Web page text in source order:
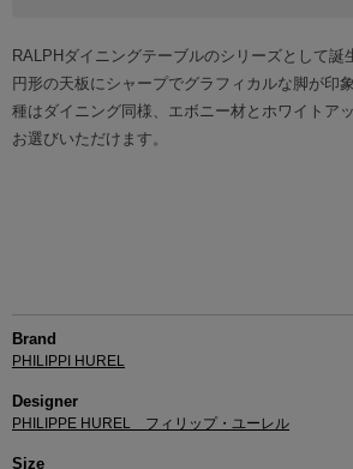
RALPHダイニングテーブルのシリーズとして誕
円形の天板にシャープでグラフィカルな脚が印
種はダイニング同様、エボニー材とホワイトア
お選びいただけます。
Brand
PHILIPPI HUREL
Designer
PHILIPPE HUREL フィリップ・ユーレル
Size